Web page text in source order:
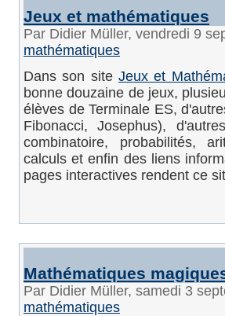
Jeux et mathématiques
Par Didier Müller, vendredi 9
mathématiques
Dans son site Jeux et
bonne douzaine de jeux,
élèves de Terminale ES,
Fibonacci, Josephus),
combinatoire, probabilités,
calculs et enfin des liens
pages interactives rendent ce
Mathématiques
Par Didier Müller, samedi 3
mathématiques